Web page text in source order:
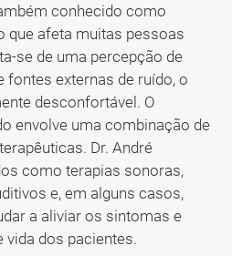
conhecido como
que afeta muitas pessoas
se de uma percepção de
fontes externas de ruído, o
desconfortável. O
envolve uma combinação de
Dr. André
como terapias sonoras,
e, em alguns casos,
a aliviar os sintomas e
vida dos pacientes.